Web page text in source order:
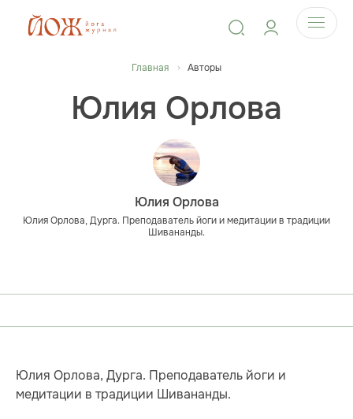
Главная Авторы
Юлия Орлова
Юлия Орлова
Юлия Орлова, Дурга. Преподаватель йоги и медитации в традиции
Шивананды.
Юлия Орлова, Дурга. Преподаватель йоги и
медитации в традиции Шивананды.